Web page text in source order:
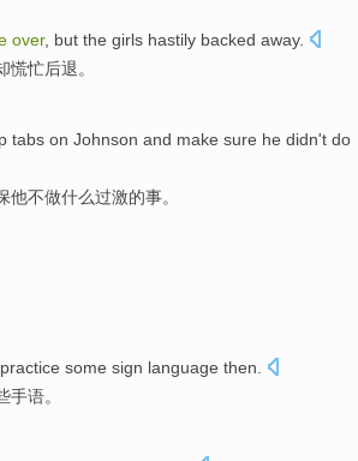
over, but the girls hastily backed away.
慌忙后退。
tabs on Johnson and make sure he didn't do
他不做什么过激的事。
some sign language then.
语。